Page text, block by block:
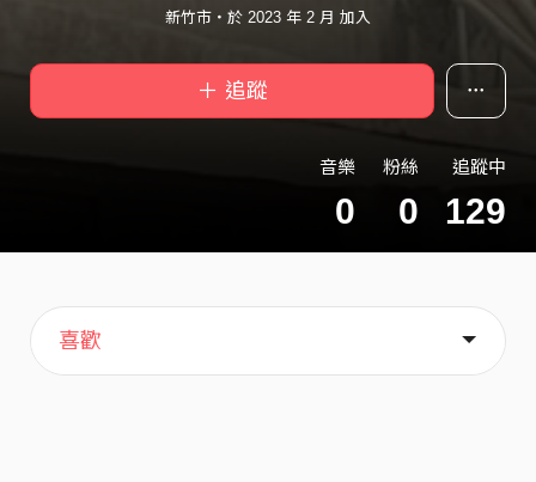
新竹市・於 2023 年 2 月 加入
＋ 追蹤
音樂
0
粉絲
0
追蹤中
129
主頁
歌單
喜歡
關於